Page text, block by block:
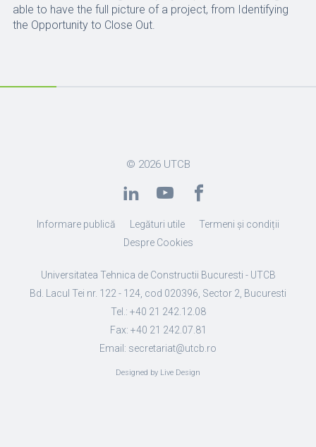
able to have the full picture of a project, from Identifying
the Opportunity to Close Out.
© 2026 UTCB
Informare publică Legături utile
Termeni și condiții
Despre Cookies
Universitatea Tehnica de Constructii Bucuresti - UTCB
Bd. Lacul Tei nr. 122 - 124, cod 020396, Sector 2, Bucuresti
Tel.: +40 21 242.12.08
Fax: +40 21 242.07.81
Email: secretariat@utcb.ro
Designed by Live Design